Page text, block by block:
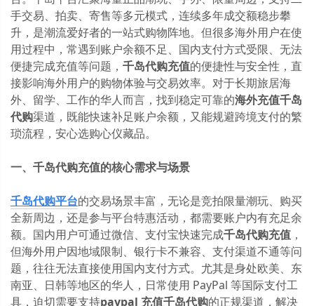
手交易、拍卖、寄售等多元模式，连续多年成交额稳步攀
升，是潮流爱好者的一站式购物阵地。但很多海外用户在使
用过程中，常遇到账户余额不足、国内支付方式受限、无法
便捷完成充值等问题， 千岛代购充值的便捷性与安全性，直
接影响海外用户的购物体验与交易效率。对于长期旅居海
外、留学、工作的华人而言，找到稳定可靠的海外充值千岛
代购渠道，既能快速补足账户余额，又能规避跨境支付的繁
琐流程，安心选购心仪藏品。
一、千岛代购充值的核心需求与场景
千岛代购平台的交易场景丰富，无论是竞拍限量潮玩、购买
全新周边，还是参与平台特惠活动，都需要账户内有充足余
额。国内用户可通过微信、支付宝快速完成千岛代购充值 ，
但海外用户因地域限制、银行卡不兼容、支付渠道不通等问
题，往往无法直接使用国内支付方式。尤其是身处欧美、东
南亚、日韩等地区的华人，日常使用 PayPal 等国际支付工
具，迫切需要支持paypal 充值千岛代购的正规渠道，解决